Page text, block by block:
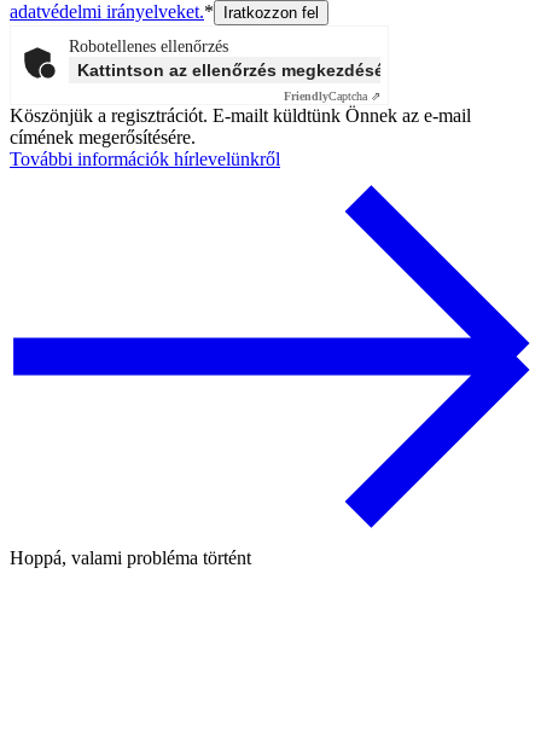
adatvédelmi irányelveket.*
Robotellenes ellenőrzés
Kattintson az ellenőrzés megkezdéséhez
FriendlyCaptcha ⇗
Köszönjük a regisztrációt. E-mailt küldtünk Önnek az e-mail
címének megerősítésére.
További információk hírlevelünkről
Hoppá, valami probléma történt